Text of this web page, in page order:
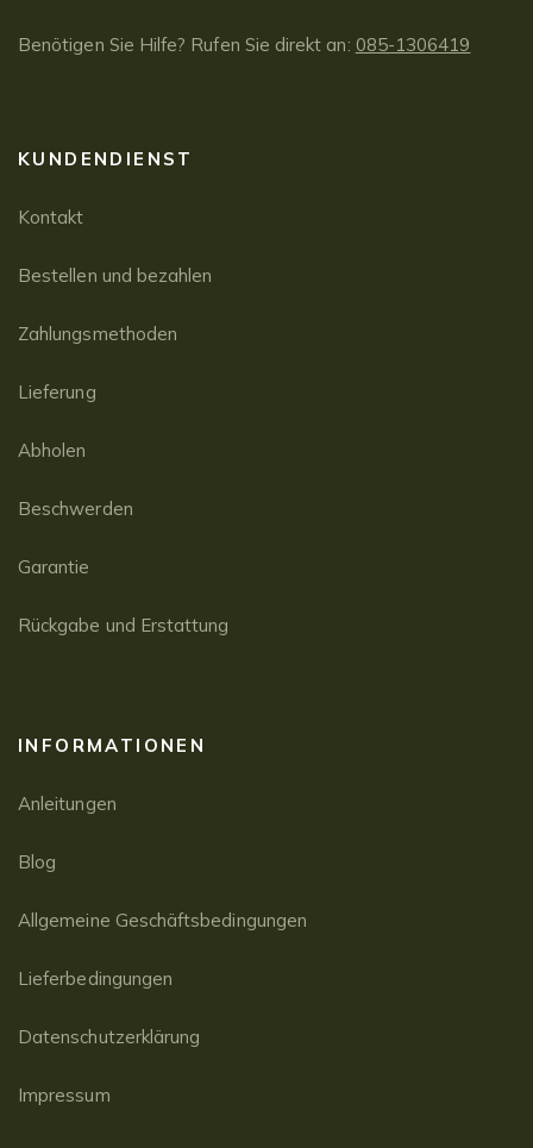
Benötigen Sie Hilfe? Rufen Sie direkt an: 085-1306419
KUNDENDIENST
Kontakt
Bestellen und bezahlen
Zahlungsmethoden
Lieferung
Abholen
Beschwerden
Garantie
Rückgabe und Erstattung
INFORMATIONEN
Anleitungen
Blog
Allgemeine Geschäftsbedingungen
Lieferbedingungen
Datenschutzerklärung
Impressum